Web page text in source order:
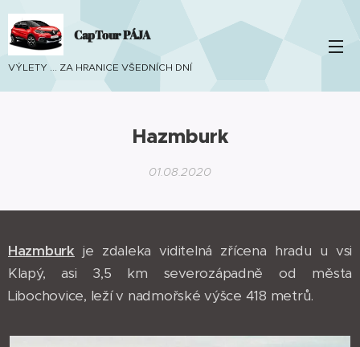
CapTour PÁJA
VÝLETY ... ZA HRANICE VŠEDNÍCH DNÍ
Hazmburk
01.08.2020
Hazmburk je zdaleka viditelná zřícena hradu u vsi
Klapý, asi 3,5 km severozápadně od města
Libochovice, leží v nadmořské výšce 418 metrů.